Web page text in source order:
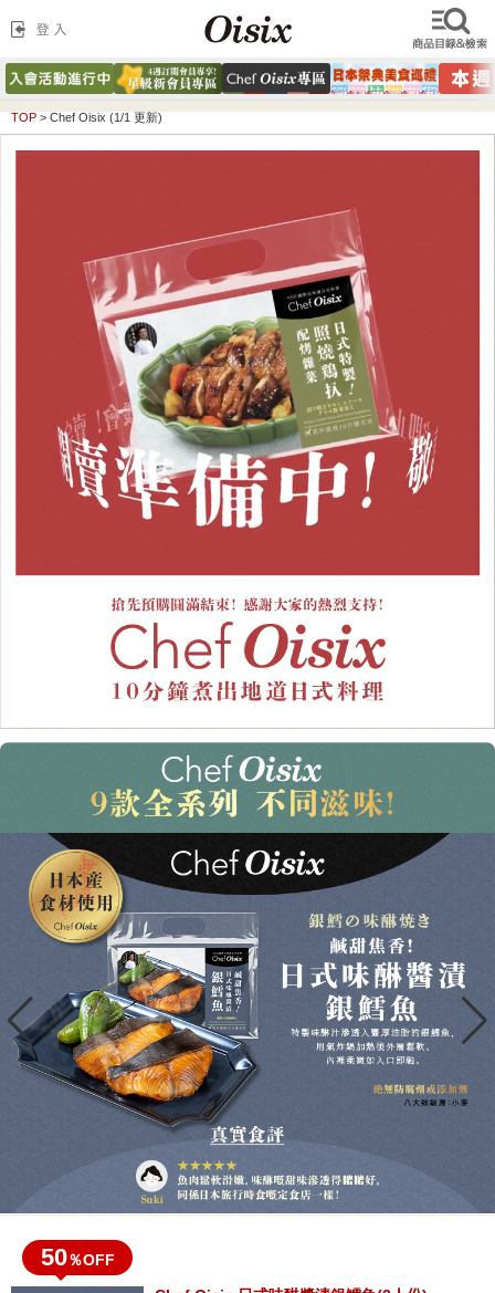
TOP > Chef Oisix (1/1 更新)
50％OFF